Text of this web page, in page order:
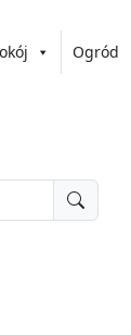
Ogród